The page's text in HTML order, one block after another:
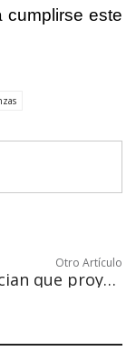
cumplirse este
Otro Artículo
Denuncian que proyecto de Trump en Panamá se financió con dinero de la droga